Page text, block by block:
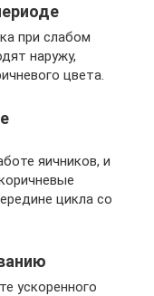
при слабом
наружу,
цвета.
яичников, и
цикла со
ускоренного